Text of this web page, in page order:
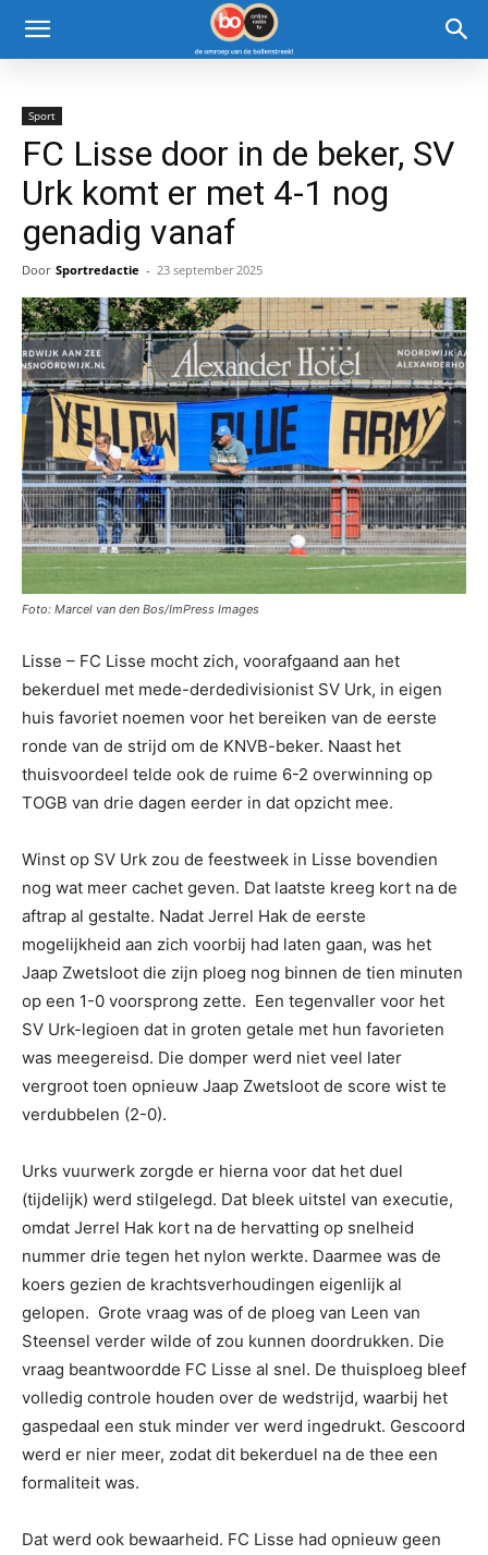
Sport
FC Lisse door in de beker, SV
Urk komt er met 4-1 nog
genadig vanaf
Door Sportredactie - 23 september 2025
Foto: Marcel van den Bos/ImPress Images
Lisse – FC Lisse mocht zich, voorafgaand aan het
bekerduel met mede-derdedivisionist SV Urk, in eigen
huis favoriet noemen voor het bereiken van de eerste
ronde van de strijd om de KNVB-beker. Naast het
thuisvoordeel telde ook de ruime 6-2 overwinning op
TOGB van drie dagen eerder in dat opzicht mee.
Winst op SV Urk zou de feestweek in Lisse bovendien
nog wat meer cachet geven. Dat laatste kreeg kort na de
aftrap al gestalte. Nadat Jerrel Hak de eerste
mogelijkheid aan zich voorbij had laten gaan, was het
Jaap Zwetsloot die zijn ploeg nog binnen de tien minuten
op een 1-0 voorsprong zette. Een tegenvaller voor het
SV Urk-legioen dat in groten getale met hun favorieten
was meegereisd. Die domper werd niet veel later
vergroot toen opnieuw Jaap Zwetsloot de score wist te
verdubbelen (2-0).
Urks vuurwerk zorgde er hierna voor dat het duel
(tijdelijk) werd stilgelegd. Dat bleek uitstel van executie,
omdat Jerrel Hak kort na de hervatting op snelheid
nummer drie tegen het nylon werkte. Daarmee was de
koers gezien de krachtsverhoudingen eigenlijk al
gelopen. Grote vraag was of de ploeg van Leen van
Steensel verder wilde of zou kunnen doordrukken. Die
vraag beantwoordde FC Lisse al snel. De thuisploeg bleef
volledig controle houden over de wedstrijd, waarbij het
gaspedaal een stuk minder ver werd ingedrukt. Gescoord
werd er nier meer, zodat dit bekerduel na de thee een
formaliteit was.
Dat werd ook bewaarheid. FC Lisse had opnieuw geen